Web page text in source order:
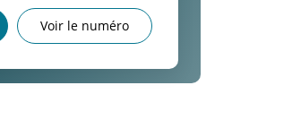
Voir le numéro